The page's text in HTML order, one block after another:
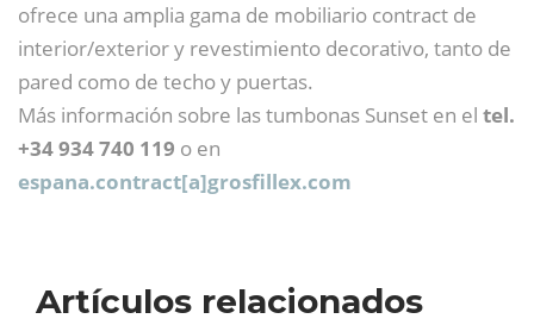
ofrece una amplia gama de mobiliario contract de
interior/exterior y revestimiento decorativo, tanto de
pared como de techo y puertas.
Más información sobre las tumbonas Sunset en el tel.
+34 934 740 119 o en
espana.contract[a]grosfillex.com
Artículos relacionados